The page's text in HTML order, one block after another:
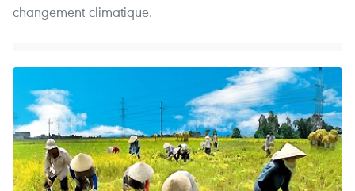
changement climatique.